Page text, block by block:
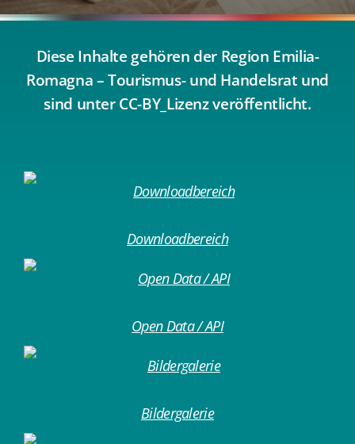
Diese Inhalte gehören der Region Emilia-
Romagna – Tourismus- und Handelsrat und
sind unter CC-BY_Lizenz veröffentlicht.
Downloadbereich
Open Data / API
Bildergalerie